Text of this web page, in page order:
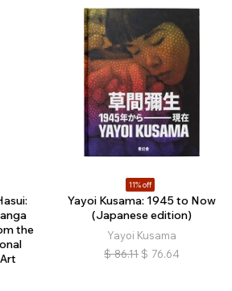
the
11% off
Yayoi Kusama: 1945 to Now
(Japanese edition)
Yayoi Kusama
$ 86.11 $ 76.64